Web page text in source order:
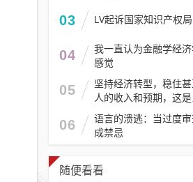
03 LV起诉国家知识产权局
04
我一直认为金融学经
感觉
05
坚持经济转型，稳住
人的收入和预期，这
06
语言的溃逃：当过度审
成禁忌
随便看看